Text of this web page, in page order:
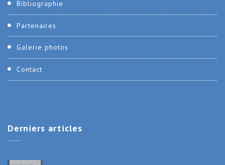
Bibliographie
Partenaires
Galerie photos
Contact
Derniers articles